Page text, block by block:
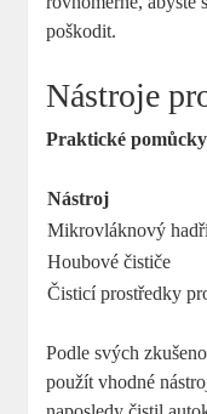
poškodit.
Nástroje
Praktické
Nástroj
Mikrovláknový
Houbové čističe
Čisticí prostředky
Podle svých
použít vhodné